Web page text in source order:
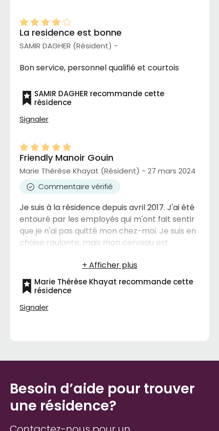
La residence est bonne
SAMIR DAGHER (Résident) -
Bon service, personnel qualifié et courtois
SAMIR DAGHER recommande cette
résidence
Signaler
Friendly Manoir Gouin
Marie Thérèse Khayat (Résident) - 27 mars 2024
Commentaire vérifié
Je suis à la résidence depuis avril 2017. J'ai été
entouré par les employés qui m'ont fait sentir
que je n'ai pas quitté mon chez-moi. Je suis en
chaise roulante, mais mon cerveau est
je suis très à l'aise et je me suis fait des amis. Je
participe aux activités intérieures et
extérieures qui sont nombreuses. Je les
l'équipe du manoir.
Marie Thérèse Khayat recommande cette
résidence
Signaler
Besoin d’aide pour trouver
une résidence?